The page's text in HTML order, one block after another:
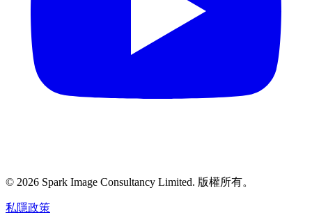
© 2026 Spark Image Consultancy Limited. 版權所有。
私隱政策